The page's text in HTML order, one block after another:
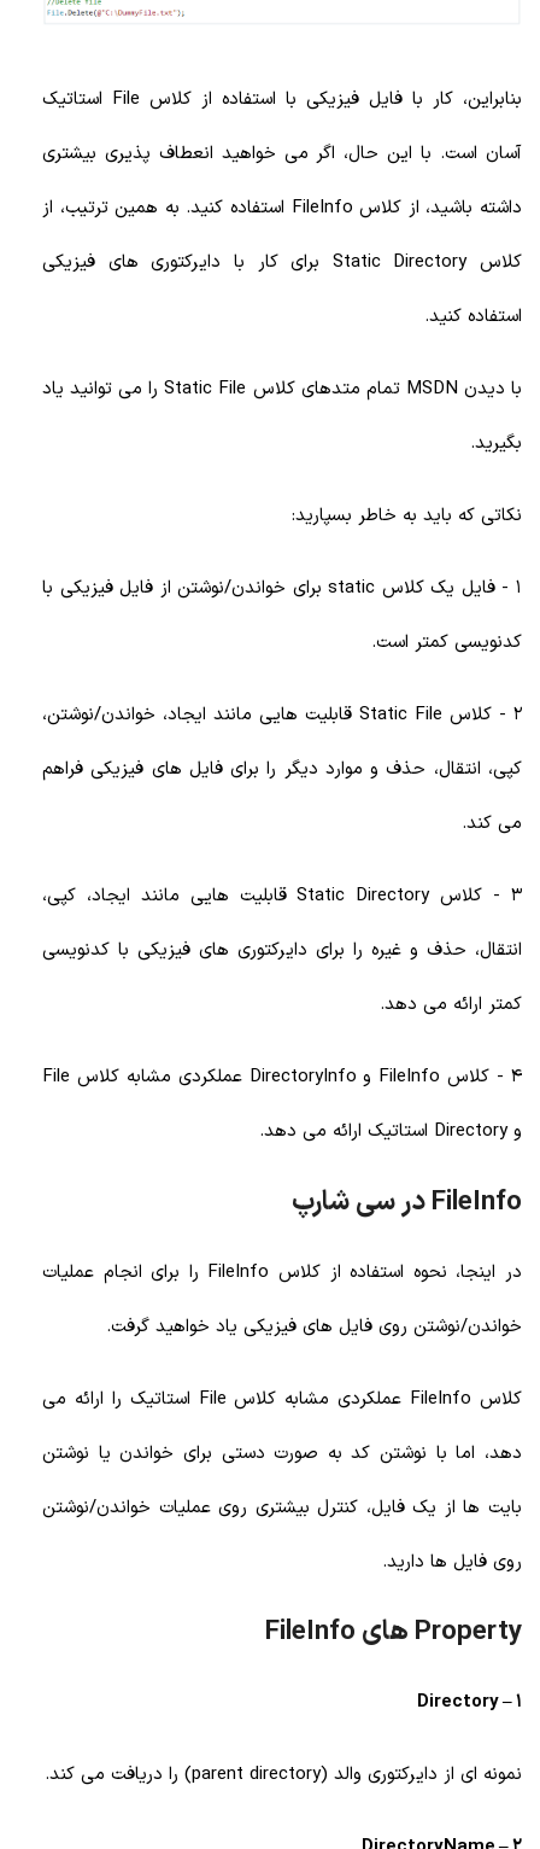
بنابراین، کار با فایل فیزیکی با استفاده از کلاس File استاتیک
آسان است. با این حال، اگر می خواهید انعطاف پذیری بیشتری
داشته باشید، از کلاس FileInfo استفاده کنید. به همین ترتیب، از
کلاس Static Directory برای کار با دایرکتوری های فیزیکی
استفاده کنید.
با دیدن MSDN تمام متدهای کلاس Static File را می توانید یاد
بگیرید.
نکاتی که باید به خاطر بسپارید:
1 - فایل یک کلاس static برای خواندن/نوشتن از فایل فیزیکی با
کدنویسی کمتر است.
2 - کلاس Static File قابلیت هایی مانند ایجاد، خواندن/نوشتن،
کپی، انتقال، حذف و موارد دیگر را برای فایل های فیزیکی فراهم
می کند.
3 - کلاس Static Directory قابلیت هایی مانند ایجاد، کپی،
انتقال، حذف و غیره را برای دایرکتوری های فیزیکی با کدنویسی
کمتر ارائه می دهد.
4 - کلاس FileInfo و DirectoryInfo عملکردی مشابه کلاس File
و Directory استاتیک ارائه می دهد.
FileInfo در سی شارپ
در اینجا، نحوه استفاده از کلاس FileInfo را برای انجام عملیات
خواندن/نوشتن روی فایل های فیزیکی یاد خواهید گرفت.
کلاس FileInfo عملکردی مشابه کلاس File استاتیک را ارائه می
دهد، اما با نوشتن کد به صورت دستی برای خواندن یا نوشتن
بایت ها از یک فایل، کنترل بیشتری روی عملیات خواندن/نوشتن
روی فایل ها دارید.
Property های FileInfo
1 – Directory
نمونه ای از دایرکتوری والد (parent directory) را دریافت می کند.